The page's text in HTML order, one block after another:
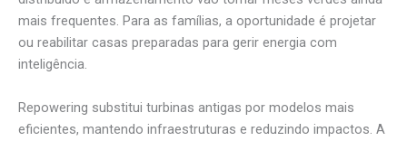
mais frequentes. Para as famílias, a oportunidade é projetar
ou reabilitar casas preparadas para gerir energia com
inteligência.
Repowering substitui turbinas antigas por modelos mais
eficientes, mantendo infraestruturas e reduzindo impactos. A